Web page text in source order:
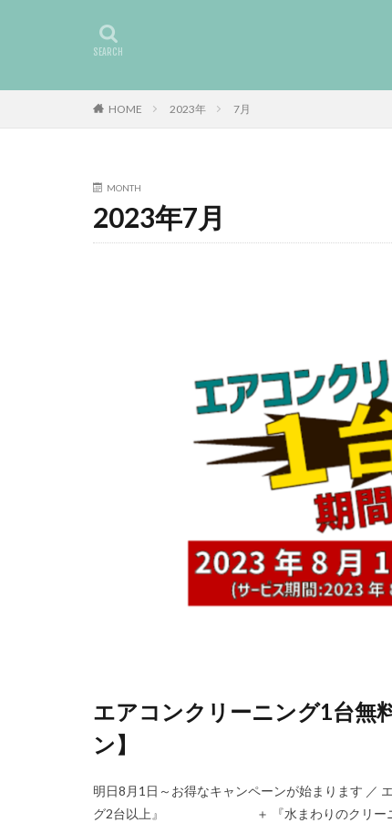
HOME 2023年 7月
MONTH
2023年7月
エアコンクリーニング1台無
ン】
明日8月1日～お得なキャンペーンが始まります ／
グ2台以上』 ＋ 『水まわりのクリーニング1